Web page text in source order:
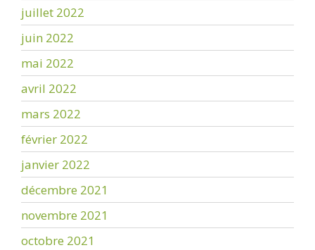
juillet 2022
juin 2022
mai 2022
avril 2022
mars 2022
février 2022
janvier 2022
décembre 2021
novembre 2021
octobre 2021